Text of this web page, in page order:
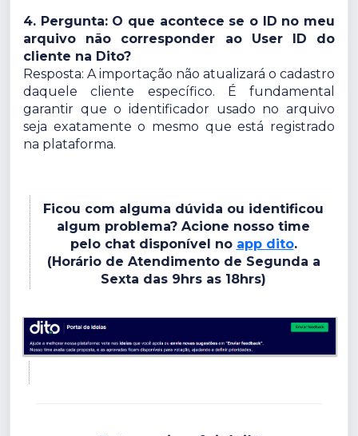
4. Pergunta: O que acontece se o ID no meu
arquivo não corresponder ao User ID do
cliente na Dito?
Resposta: A importação não atualizará o cadastro
daquele cliente específico. É fundamental
garantir que o identificador usado no arquivo
seja exatamente o mesmo que está registrado
na plataforma.
Ficou com alguma dúvida ou identificou
algum problema? Acione nosso time
pelo chat disponível no app dito.
(Horário de Atendimento de Segunda a
Sexta das 9hrs as 18hrs)